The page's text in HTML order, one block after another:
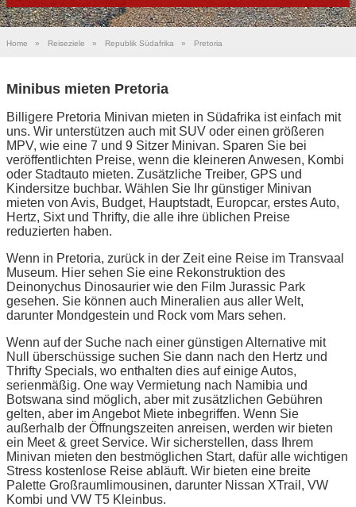
Home » Reiseziele » Republik Südafrika » Pretoria
Minibus mieten Pretoria
Billigere Pretoria Minivan mieten in Südafrika ist einfach mit
uns. Wir unterstützen auch mit SUV oder einen größeren
MPV, wie eine 7 und 9 Sitzer Minivan. Sparen Sie bei
veröffentlichten Preise, wenn die kleineren Anwesen, Kombi
oder Stadtauto mieten. Zusätzliche Treiber, GPS und
Kindersitze buchbar. Wählen Sie Ihr günstiger Minivan
mieten von Avis, Budget, Hauptstadt, Europcar, erstes Auto,
Hertz, Sixt und Thrifty, die alle ihre üblichen Preise
reduzierten haben.
Wenn in Pretoria, zurück in der Zeit eine Reise im Transvaal
Museum. Hier sehen Sie eine Rekonstruktion des
Deinonychus Dinosaurier wie den Film Jurassic Park
gesehen. Sie können auch Mineralien aus aller Welt,
darunter Mondgestein und Rock vom Mars sehen.
Wenn auf der Suche nach einer günstigen Alternative mit
Null überschüssige suchen Sie dann nach den Hertz und
Thrifty Specials, wo enthalten dies auf einige Autos,
serienmäßig. One way Vermietung nach Namibia und
Botswana sind möglich, aber mit zusätzlichen Gebühren
gelten, aber im Angebot Miete inbegriffen. Wenn Sie
außerhalb der Öffnungszeiten anreisen, werden wir bieten
ein Meet & greet Service. Wir sicherstellen, dass Ihrem
Minivan mieten den bestmöglichen Start, dafür alle wichtigen
Stress kostenlose Reise abläuft. Wir bieten eine breite
Palette Großraumlimousinen, darunter Nissan XTrail, VW
Kombi und VW T5 Kleinbus.